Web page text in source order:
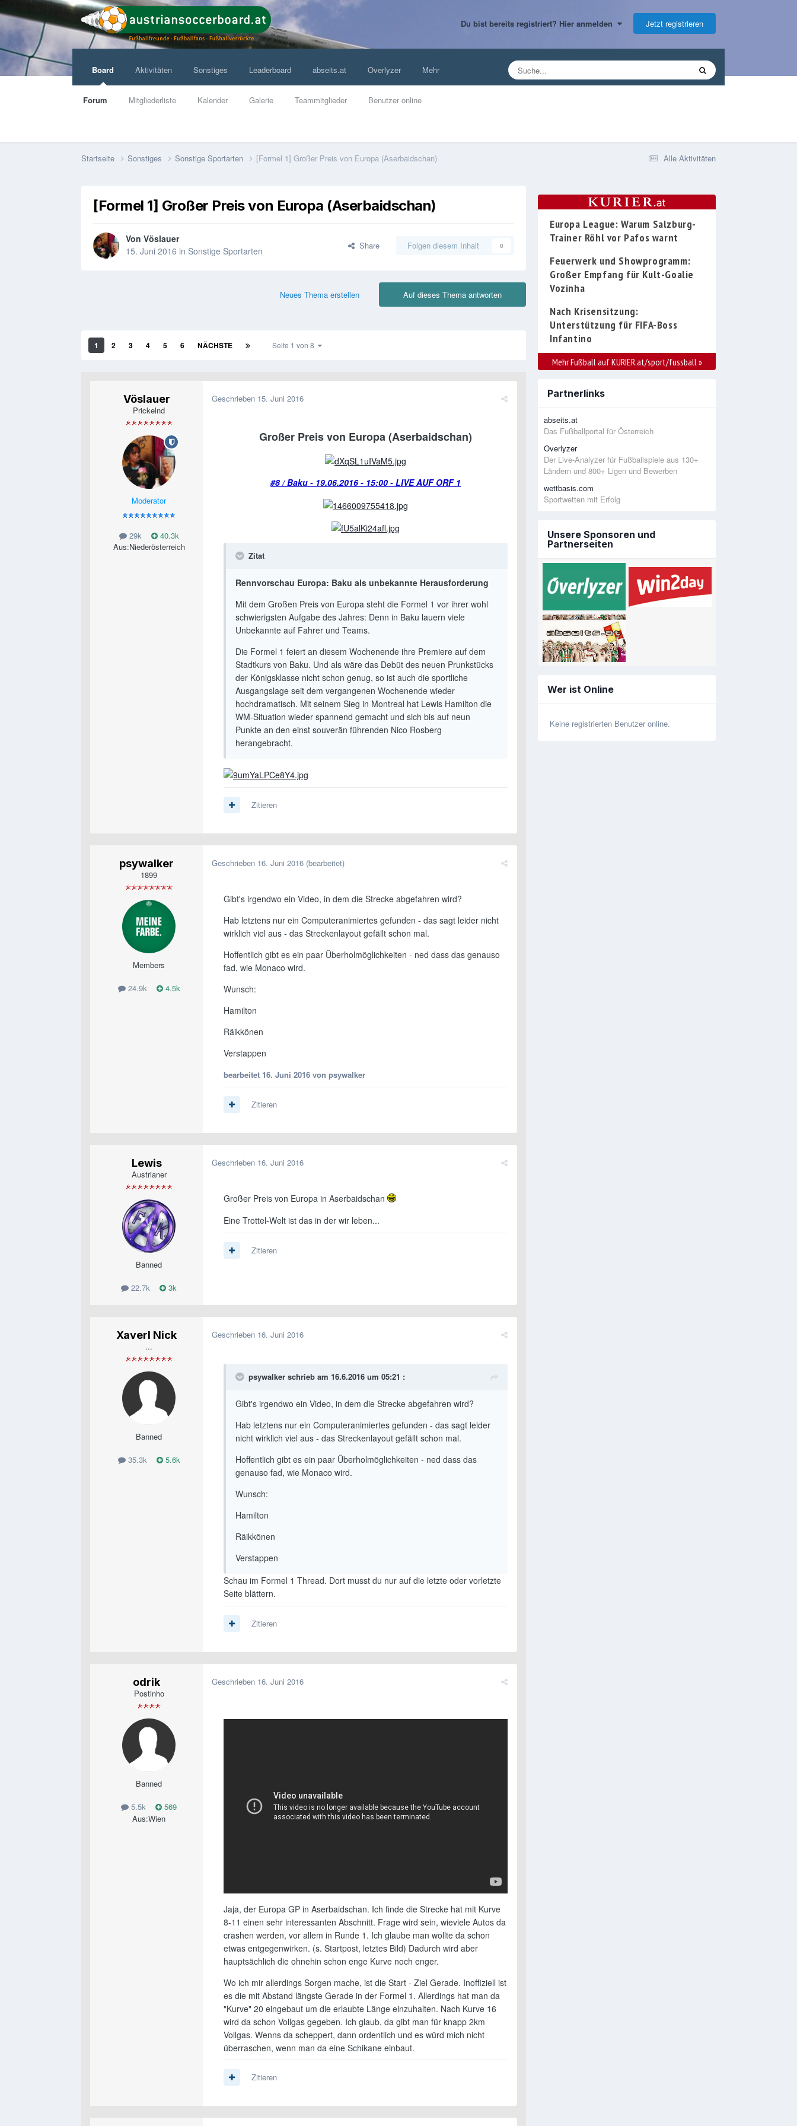
Du bist bereits registriert? Hier anmelden Jetzt registrieren
Board
Forum Mitgliederliste Kalender Galerie Teammitglieder Benutzer online
Aktivitäten Sonstiges Leaderboard abseits.at Overlyzer Mehr
Alle Aktivitäten
Startseite Sonstiges Sonstige Sportarten [Formel 1] Großer Preis von Europa (Aserbaidschan)
[Formel 1] Großer Preis von Europa (Aserbaidschan)
Von Vöslauer
15. Juni 2016 in Sonstige Sportarten Share Folgen diesem Inhalt 0
Auf dieses Thema antworten
Neues Thema erstellen
1 2 3 4 5 6 NÄCHSTE Seite 1 von 8
Vöslauer
Prickelnd
Moderator
29k
40.3k
Aus:Niederösterreich
Geschrieben 15. Juni 2016
Großer Preis von Europa (Aserbaidschan)
#8 / Baku - 19.06.2016 - 15:00 - LIVE AUF ORF 1
Zitat
Rennvorschau Europa: Baku als unbekannte Herausforderung
Mit dem Großen Preis von Europa steht die Formel 1 vor ihrer wohl
schwierigsten Aufgabe des Jahres: Denn in Baku lauern viele
Unbekannte auf Fahrer und Teams.
Die Formel 1 feiert an diesem Wochenende ihre Premiere auf dem
Stadtkurs von Baku. Und als wäre das Debüt des neuen Prunkstücks
der Königsklasse nicht schon genug, so ist auch die sportliche
Ausgangslage seit dem vergangenen Wochenende wieder
hochdramatisch. Mit seinem Sieg in Montreal hat Lewis Hamilton die
WM-Situation wieder spannend gemacht und sich bis auf neun
Punkte an den einst souverän führenden Nico Rosberg
herangebracht.
Zitieren
psywalker
1899
Members
24.9k 4.5k
Geschrieben 16. Juni 2016 (bearbeitet)
Gibt's irgendwo ein Video, in dem die Strecke abgefahren wird?
Hab letztens nur ein Computeranimiertes gefunden - das sagt leider nicht
wirklich viel aus - das Streckenlayout gefällt schon mal.
Hoffentlich gibt es ein paar Überholmöglichkeiten - ned dass das genauso
fad, wie Monaco wird.
Wunsch:
Hamilton
Räikkönen
Verstappen
bearbeitet 16. Juni 2016 von psywalker
Zitieren
Lewis
Austrianer
Banned
22.7k 3k
Geschrieben 16. Juni 2016
Großer Preis von Europa in Aserbaidschan
Eine Trottel-Welt ist das in der wir leben...
Zitieren
Xaverl Nick
...
Banned
35.3k 5.6k
Geschrieben 16. Juni 2016
psywalker schrieb am 16.6.2016 um 05:21 :
Gibt's irgendwo ein Video, in dem die Strecke abgefahren wird?
Hab letztens nur ein Computeranimiertes gefunden - das sagt leider
nicht wirklich viel aus - das Streckenlayout gefällt schon mal.
Hoffentlich gibt es ein paar Überholmöglichkeiten - ned dass das
genauso fad, wie Monaco wird.
Wunsch:
Hamilton
Räikkönen
Verstappen
Schau im Formel 1 Thread. Dort musst du nur auf die letzte oder vorletzte
Seite blättern.
Zitieren
odrik
Postinho
Banned
5.5k
569
Aus:Wien
Geschrieben 16. Juni 2016
Jaja, der Europa GP in Aserbaidschan. Ich finde die Strecke hat mit Kurve
8-11 einen sehr interessanten Abschnitt. Frage wird sein, wieviele Autos da
crashen werden, vor allem in Runde 1. Ich glaube man wollte da schon
etwas entgegenwirken. (s. Startpost, letztes Bild) Dadurch wird aber
hauptsächlich die ohnehin schon enge Kurve noch enger.
Wo ich mir allerdings Sorgen mache, ist die Start - Ziel Gerade. Inoffiziell ist
es die mit Abstand längste Gerade in der Formel 1. Allerdings hat man da
"Kurve" 20 eingebaut um die erlaubte Länge einzuhalten. Nach Kurve 16
wird da schon Vollgas gegeben. Ich glaub, da gibt man für knapp 2km
Vollgas. Wenns da scheppert, dann ordentlich und es würd mich nicht
überraschen, wenn man da eine Schikane einbaut.
Zitieren
Europa League: Warum Salzburg-
Trainer Röhl vor Pafos warnt
Feuerwerk und Showprogramm:
Großer Empfang für Kult-Goalie
Vozinha
Nach Krisensitzung:
Unterstützung für FIFA-Boss
Infantino
Mehr Fußball auf KURIER.at/sport/fussball »
Partnerlinks
abseits.at
Das Fußballportal für Österreich
Overlyzer
Der Live-Analyzer für Fußballspiele aus 130+
Ländern und 800+ Ligen und Bewerben
wettbasis.com
Sportwetten mit Erfolg
Unsere Sponsoren und
Partnerseiten
Wer ist Online
Keine registrierten Benutzer online.